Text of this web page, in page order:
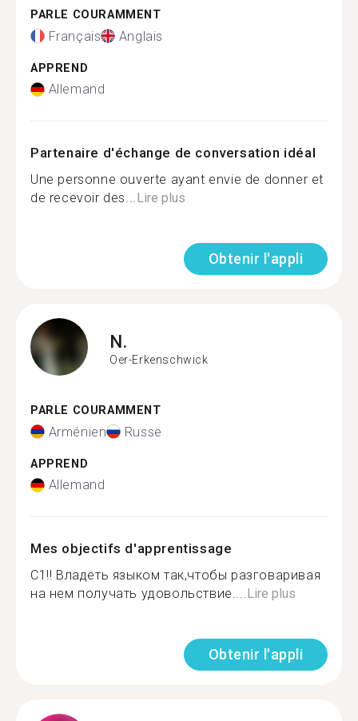
PARLE COURAMMENT
Français Anglais
APPREND
Allemand
Partenaire d'échange de conversation idéal
Une personne ouverte ayant envie de donner et
de recevoir des...Lire plus
Obtenir l'appli
N.
Oer-Erkenschwick
PARLE COURAMMENT
Arménien Russe
APPREND
Allemand
Mes objectifs d'apprentissage
C1!! Владеть языком так,чтобы разговаривая
на нем получать удовольствие....Lire plus
Obtenir l'appli